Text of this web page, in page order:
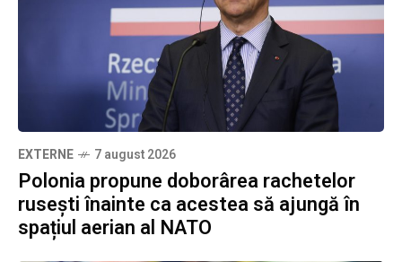
EXTERNE 7 august 2026
Polonia propune doborârea rachetelor
rusești înainte ca acestea să ajungă în
spațiul aerian al NATO